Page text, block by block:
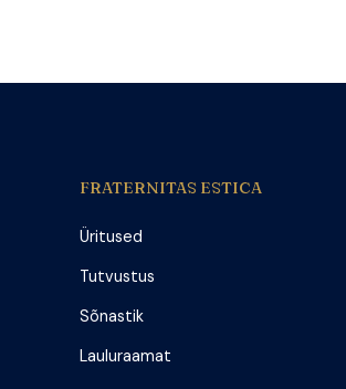
FRATERNITAS ESTICA
Üritused
Tutvustus
Sõnastik
Lauluraamat